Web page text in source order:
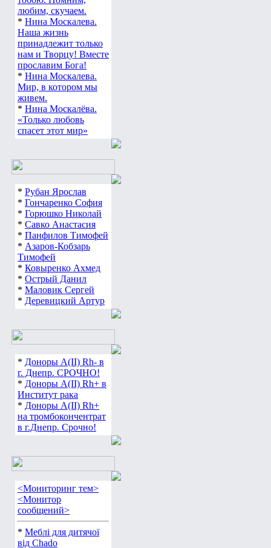
любим, скучаем.
* Нина Москалева.
Наша жизнь
принадлежит только
нам и Творцу! Вместе
прославим Бога!
* Нина Москалева.
Мир, в котором мы
живем.
* Нина Москалёва.
«Только любовь
спасет этот мир»
* Рубан Ярослав
* Гончаренко София
* Горюшко Николай
* Савко Анастасия
* Панфилов Тимофей
* Азаров-Кобзарь
Тимофей
* Ковыренко Ахмед
* Острый Данил
* Маловик Сергей
* Деревицкий Артур
* Доноры А(ІІ) Rh- в
г. Днепр. СРОЧНО!
* Доноры А(ІІ) Rh+ в
Институт рака
* Доноры А(ІІ) Rh+
на тромбокончентрат
в г.Днепр. Срочно!
<Мониторинг тем>
<Монитор
сообщений>
* Меблі для дитячої
від Chado